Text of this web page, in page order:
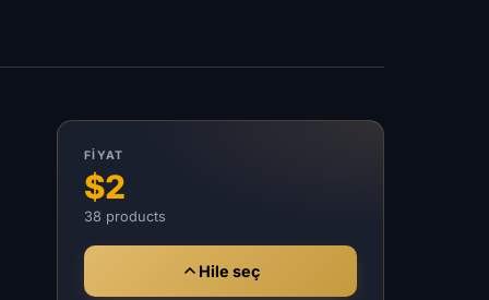
FIYAT
$2
38 products
Hile seç